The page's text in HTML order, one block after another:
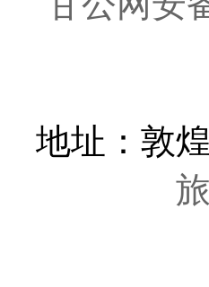
地址：敦